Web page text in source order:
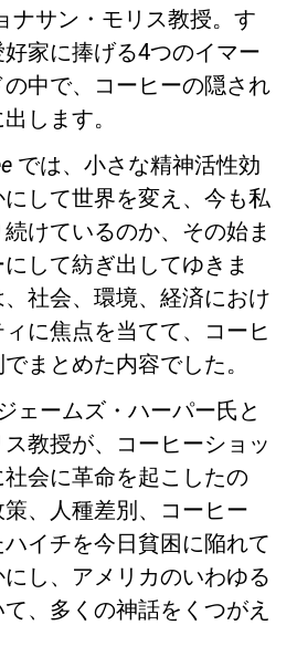
ナサン・モリス教授。す
家に捧げる4つのイマー
中で、コーヒーの隠され
します。
では、小さな精神活性効
して世界を変え、今も私
けているのか、その始ま
して紡ぎ出してゆきま
社会、環境、経済におけ
に焦点を当てて、コーヒ
まとめた内容でした。
ェームズ・ハーパー氏と
教授が、コーヒーショッ
会に革命を起こしたの
、人種差別、コーヒー
イチを今日貧困に陥れて
し、アメリカのいわゆる
、多くの神話をくつがえ